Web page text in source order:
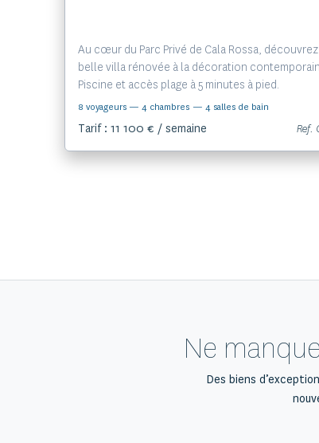
Au cœur du Parc Privé de Cala Rossa,
belle villa rénovée à la décoration
Piscine et accès plage à 5 minutes à pied.
8 voyageurs — 4 chambres — 4 salles de bain
Tarif : 11 100 € / semaine Ref.
Ne
Des biens